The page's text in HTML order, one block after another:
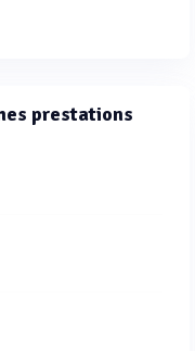
prestations